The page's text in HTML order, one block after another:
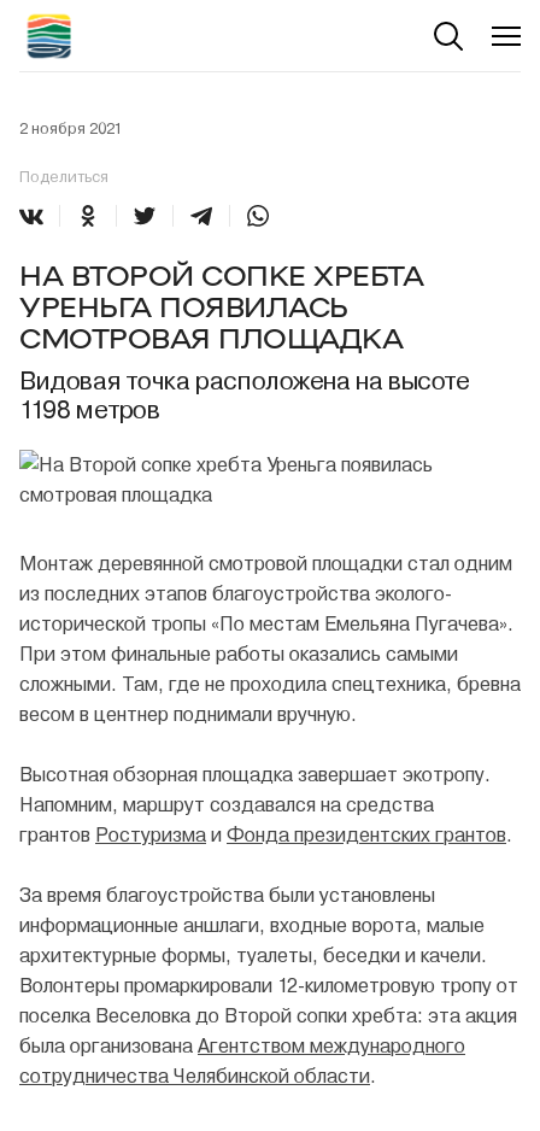
2 ноября 2021
Поделиться
НА ВТОРОЙ СОПКЕ ХРЕБТА
УРЕНЬГА ПОЯВИЛАСЬ
СМОТРОВАЯ ПЛОЩАДКА
Видовая точка расположена на высоте
1198 метров
Монтаж деревянной смотровой площадки стал одним
из последних этапов благоустройства эколого-
исторической тропы «По местам Емельяна Пугачева».
При этом финальные работы оказались самыми
сложными. Там, где не проходила спецтехника, бревна
весом в центнер поднимали вручную.
Высотная обзорная площадка завершает экотропу.
Напомним, маршрут создавался на средства
грантов Ростуризма и Фонда президентских грантов.
За время благоустройства были установлены
информационные аншлаги, входные ворота, малые
архитектурные формы, туалеты, беседки и качели.
Волонтеры промаркировали 12-километровую тропу от
поселка Веселовка до Второй сопки хребта: эта акция
была организована Агентством международного
сотрудничества Челябинской области.